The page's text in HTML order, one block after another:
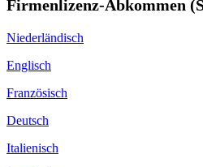
Firmenlizenz-Abkommen
Niederländisch
Englisch
Französisch
Deutsch
Italienisch